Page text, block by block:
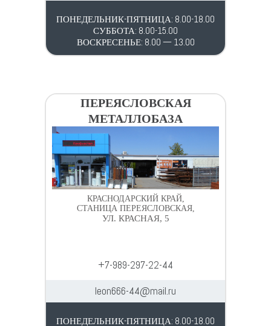
ПОНЕДЕЛЬНИК-ПЯТНИЦА: 8.00-18.00
СУББОТА: 8.00-15.00
ВОСКРЕСЕНЬЕ: 8.00 — 13.00
ПЕРЕЯСЛОВСКАЯ
МЕТАЛЛОБАЗА
КРАСНОДАРСКИЙ КРАЙ,
СТАНИЦА ПЕРЕЯСЛОВСКАЯ,
УЛ. КРАСНАЯ, 5
+7-989-297-22-44
leon666-44@mail.ru
ПОНЕДЕЛЬНИК-ПЯТНИЦА: 8.00-18.00